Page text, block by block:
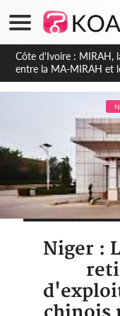
Côte d'Ivoire :
environnement
Niger :